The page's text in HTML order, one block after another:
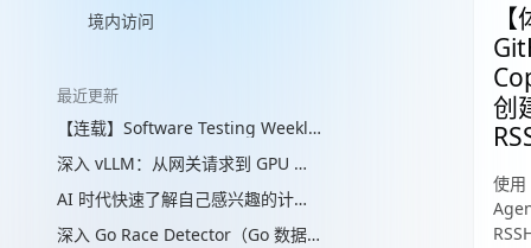
境内访问
最近更新
【连载】Software Testing Weekly 图文解读 with VLM
深入 vLLM：从网关请求到 GPU 批处理的推理引擎实现
AI 时代快速了解自己感兴趣的计算机辅助的“制作工艺”管线
深入 Go Race Detector（Go 数据竞争检测器）：从编译器插桩到 ThreadSanitizer 运行时
创
使